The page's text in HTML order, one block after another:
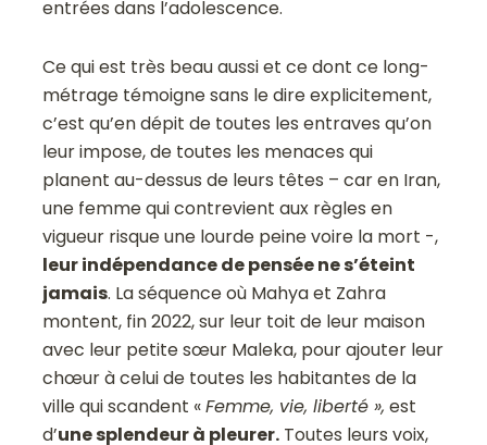
entrées dans l’adolescence.
Ce qui est très beau aussi et ce dont ce long-
métrage témoigne sans le dire explicitement,
c’est qu’en dépit de toutes les entraves qu’on
leur impose, de toutes les menaces qui
planent au-dessus de leurs têtes – car en Iran,
une femme qui contrevient aux règles en
vigueur risque une lourde peine voire la mort -,
leur indépendance de pensée ne s’éteint
jamais. La séquence où Mahya et Zahra
montent, fin 2022, sur leur toit de leur maison
avec leur petite sœur Maleka, pour ajouter leur
chœur à celui de toutes les habitantes de la
ville qui scandent «Femme, vie, liberté », est
d’une splendeur à pleurer. Toutes leurs voix,